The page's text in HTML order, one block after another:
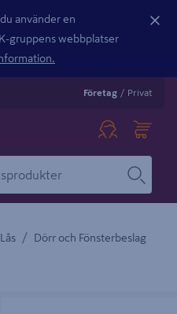
använder en
gruppens webbplatser
Företag / Privat
Dörr och Fönsterbeslag